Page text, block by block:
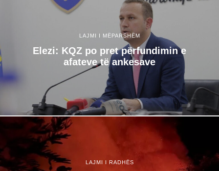
LAJMI I MËPARSHËM
Elezi: KQZ po pret përfundimin e
afateve të ankesave
LAJMI I RADHËS